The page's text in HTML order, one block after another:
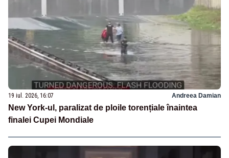
19 iul. 2026, 16:07 Andreea Damian
New York-ul, paralizat de ploile torențiale înaintea
finalei Cupei Mondiale